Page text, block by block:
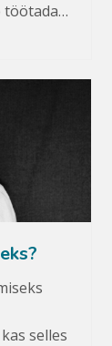
töötada…
selles